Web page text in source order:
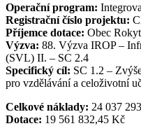
Operační program:
Registrační číslo projektu:
Příjemce dotace: Obec
Výzva: 88. Výzva IROP –
(SVL) II. – SC 2.4
Specifický cíl: SC 1.2 –
pro vzdělávání a celoživotní
Celkové náklady: 24 037
Dotace: 19 561 832,45 Kč